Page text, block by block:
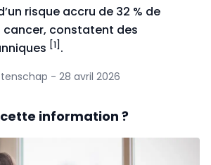
risque accru de 32 % de
constatent des
[1] .
- 28 avril 2026
information ?